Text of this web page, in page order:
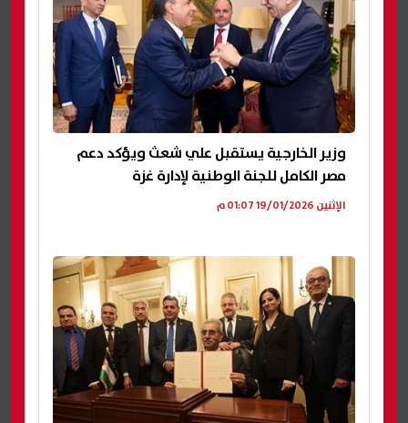
وزير الخارجية يستقبل علي شعث ويؤكد دعم
مصر الكامل للجنة الوطنية لإدارة غزة
الإثنين 19/01/2026 01:07 م